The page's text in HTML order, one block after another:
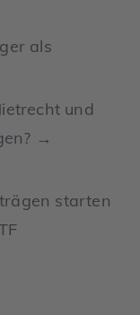
als
und
→
starten